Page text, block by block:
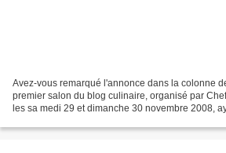
Avez-vous remarqué l'annonce dans la colonne
premier salon du blog culinaire, organisé par
les sa medi 29 et dimanche 30 novembre 2008,